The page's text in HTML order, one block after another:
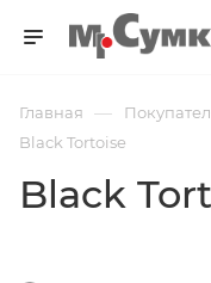
Главная —
Black Tortoise
Black